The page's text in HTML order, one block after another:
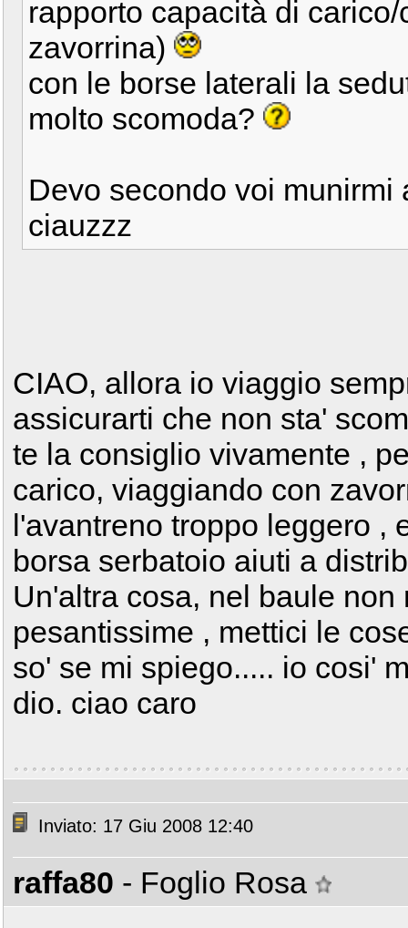
rapporto capacità di
zavorrina)
con le borse laterali la
molto scomoda?
Devo secondo voi
ciauzzz
CIAO, allora io viaggio
assicurarti che non sta'
te la consiglio vivamente ,
carico, viaggiando con
l'avantreno troppo leggero ,
borsa serbatoio aiuti a
Un'altra cosa, nel baule non
pesantissime , mettici le
so' se mi spiego..... io cosi'
dio. ciao caro
Inviato: 17 Giu 2008 12:40
raffa80 - Foglio Rosa